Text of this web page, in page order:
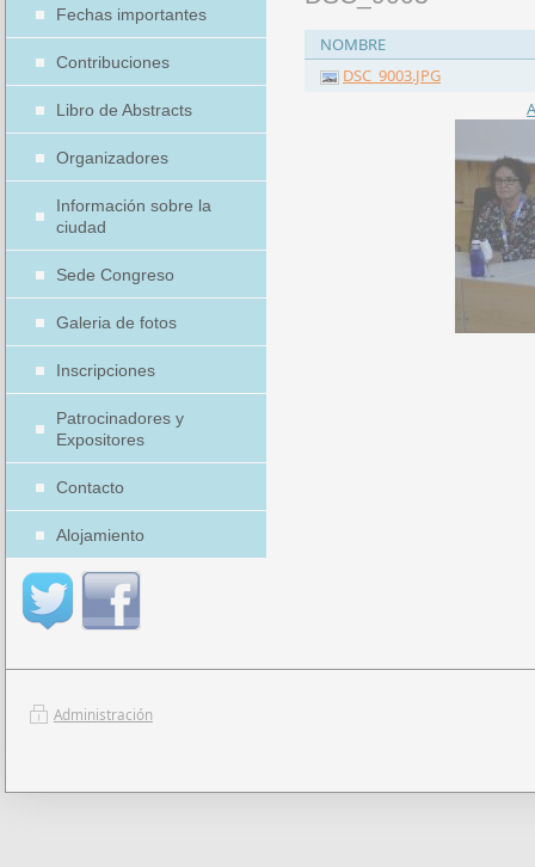
Fechas importantes
Contribuciones
Libro de Abstracts
Organizadores
Información sobre la
ciudad
Sede Congreso
Galeria de fotos
Inscripciones
Patrocinadores y
Expositores
Contacto
Alojamiento
NOMBRE
DSC_9003.JPG
Administración